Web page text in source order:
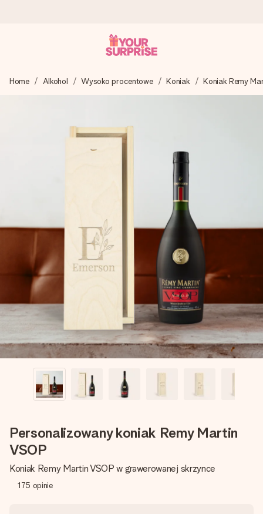
Tworzymy Twój prezent z troską i wysyłamy go w mgnieniu
oka – dzięki czemu możesz go dać dokładnie we
4,7 (na podstawie +15 000 opinii)
Nasze prezenty inspirują. Klienci oceniają nas na 4,7 w
Darmowy bilecik z życzeniami
Stwórz coś wyjątkowego w zaledwie kilku krokach – z jej
imieniem, swoim zdjęciem lub wiadomością, która naprawdę
poruszy serce. Bez problemu, po prostu ogrom miłości na
tę chwilę.
Home Alkohol Wysoko procentowe Koniak Koniak Remy
Personalizowany koniak Remy Martin
VSOP
Koniak Remy Martin VSOP w grawerowanej skrzynce
175 opinie